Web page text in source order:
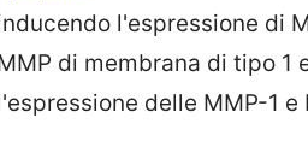
l'espressione di
di membrana di tipo 1
delle MMP-1 e